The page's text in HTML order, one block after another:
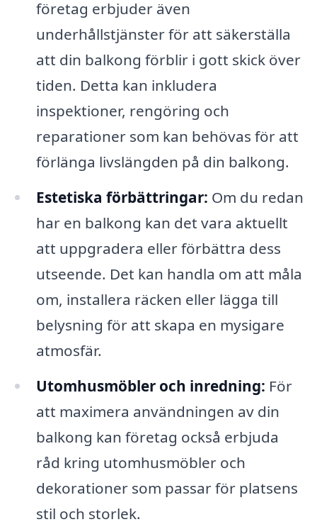
företag erbjuder även
underhållstjänster för att säkerställa
att din balkong förblir i gott skick över
tiden. Detta kan inkludera
inspektioner, rengöring och
reparationer som kan behövas för att
förlänga livslängden på din balkong.
Estetiska förbättringar: Om du redan
har en balkong kan det vara aktuellt
att uppgradera eller förbättra dess
utseende. Det kan handla om att måla
om, installera räcken eller lägga till
belysning för att skapa en mysigare
atmosfär.
Utomhusmöbler och inredning: För
att maximera användningen av din
balkong kan företag också erbjuda
råd kring utomhusmöbler och
dekorationer som passar för platsens
stil och storlek.